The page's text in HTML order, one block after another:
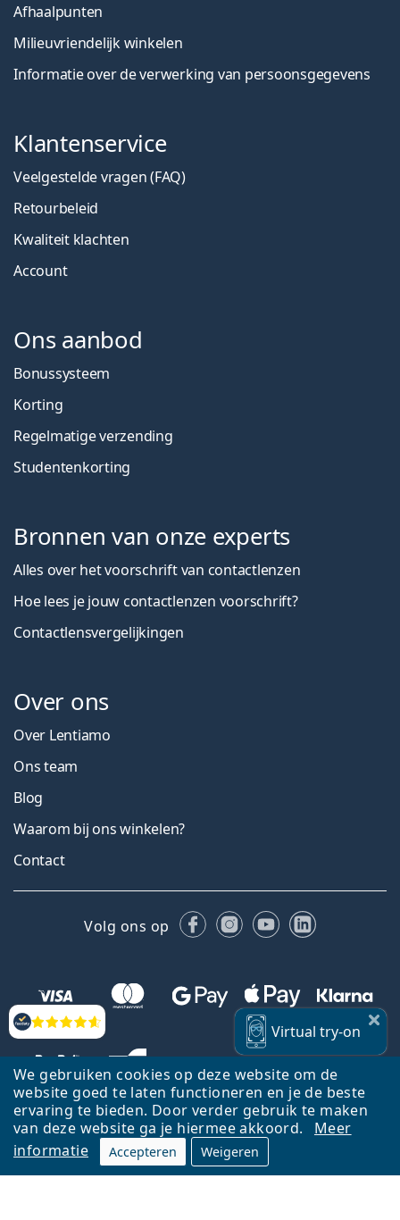
We gebruiken cookies op deze website om de
website goed te laten functioneren en je de beste
ervaring te bieden. Door verder gebruik te maken
van deze website ga je hiermee akkoord.
Meer
informatie
Accepteren Weigeren
Beoordelingen Virtual try-on
Afhaalpunten
Milieuvriendelijk winkelen
Informatie over de verwerking van persoonsgegevens
Klantenservice
Veelgestelde vragen (FAQ)
Retourbeleid
Kwaliteit klachten
Account
Ons aanbod
Bonussysteem
Korting
Regelmatige verzending
Studentenkorting
Bronnen van onze experts
Alles over het voorschrift van contactlenzen
Hoe lees je jouw contactlenzen voorschrift?
Contactlensvergelijkingen
Over ons
Over Lentiamo
Ons team
Blog
Waarom bij ons winkelen?
Contact
Volg ons op FacebookInstagram
YouTubeLinkedIn
Terug naar de homepagina Ga omhoog
Français